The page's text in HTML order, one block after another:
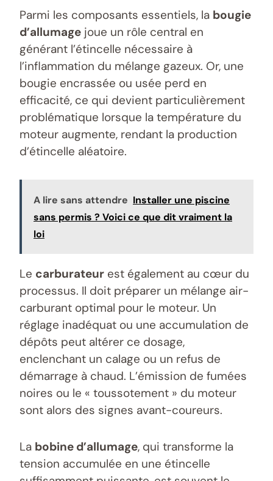
Parmi les composants essentiels, la bougie
d’allumage joue un rôle central en
générant l’étincelle nécessaire à
l’inflammation du mélange gazeux. Or, une
bougie encrassée ou usée perd en
efficacité, ce qui devient particulièrement
problématique lorsque la température du
moteur augmente, rendant la production
d’étincelle aléatoire.
A lire sans attendre Installer une piscine
sans permis ? Voici ce que dit vraiment la
loi
Le carburateur est également au cœur du
processus. Il doit préparer un mélange air-
carburant optimal pour le moteur. Un
réglage inadéquat ou une accumulation de
dépôts peut altérer ce dosage,
enclenchant un calage ou un refus de
démarrage à chaud. L’émission de fumées
noires ou le « toussotement » du moteur
sont alors des signes avant-coureurs.
La bobine d’allumage, qui transforme la
tension accumulée en une étincelle